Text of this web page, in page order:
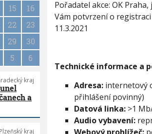
Pořadatel akce: OK
Vám potvrzení o
11.3.2021
Technické informace a
Adresa:internetový
přihlášení povinný)
Datová linka:>1
Audio vybavení:
15
16
22
23
29
30
5 6
kraj
a
Plzeňský kraj